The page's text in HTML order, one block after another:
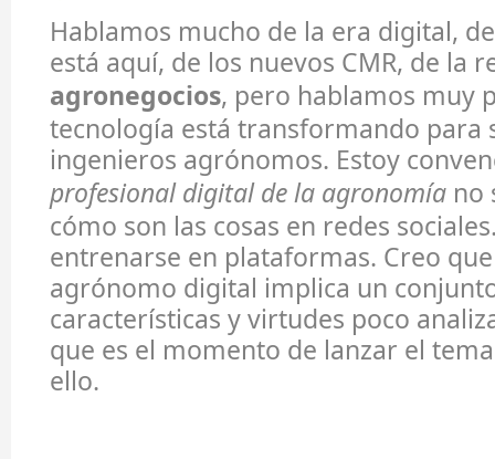
Hablamos mucho de la era digital,
está aquí, de los nuevos CMR, de la
agronegocios, pero hablamos muy
tecnología está transformando para
ingenieros agrónomos. Estoy
profesional digital de la agronomía no
cómo son las cosas en redes
entrenarse en plataformas. Creo
agrónomo digital implica un
características y virtudes poco
que es el momento de lanzar el
ello.